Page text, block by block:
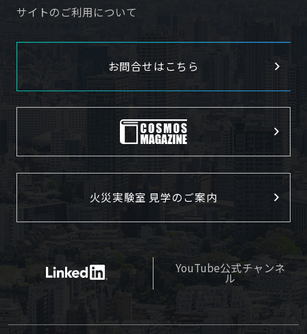
サイトのご利用について
お問合せはこちら
火災実験室 見学のご案内
YouTube公式チャンネ
ル